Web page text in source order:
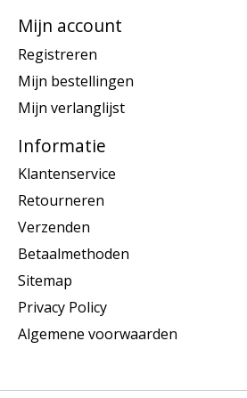
Mijn account
Registreren
Mijn bestellingen
Mijn verlanglijst
Informatie
Klantenservice
Retourneren
Verzenden
Betaalmethoden
Sitemap
Privacy Policy
Algemene voorwaarden